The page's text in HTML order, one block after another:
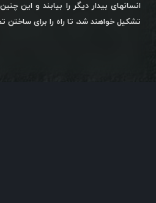
انسانهای بیدار دیگر را بیابند و این
تشکیل خواهند شد، تا راه را برای ساختن